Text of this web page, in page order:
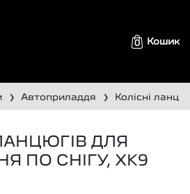
0 Кошик
❯ автоприладдя ❯ колісні
ДЛЯ
ПО СНІГУ, XK9